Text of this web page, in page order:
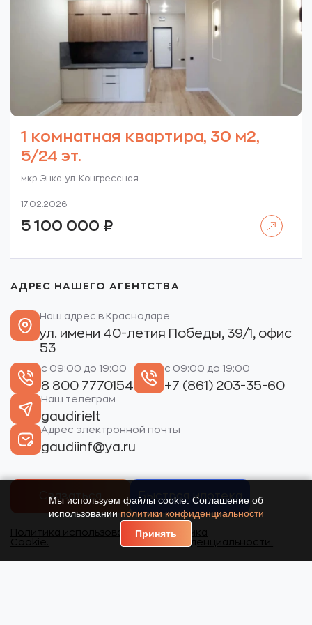
1 комнатная квартира, 30 м2,
5/24 эт.
мкр. Энка. ул. Конгрессная.
17.02.2026
5 100 000 ₽
АДРЕС НАШЕГО АГЕНТСТВА
Наш адрес в Краснодаре
ул. имени 40-летия Победы, 39/1, офис
53
с 09:00 до 19:00
8 800 7770154
с 09:00 до 19:00
+7 (861) 203-35-60
Наш телеграм
gaudirielt
Адрес электронной почты
gaudiinf@ya.ru
Связаться Быстрая ипотека
Политика использования
Cookie.
Политика
конфиденциальности.
Мы используем файлы cookie. Соглашение об
использовании политики конфиденциальности
Принять